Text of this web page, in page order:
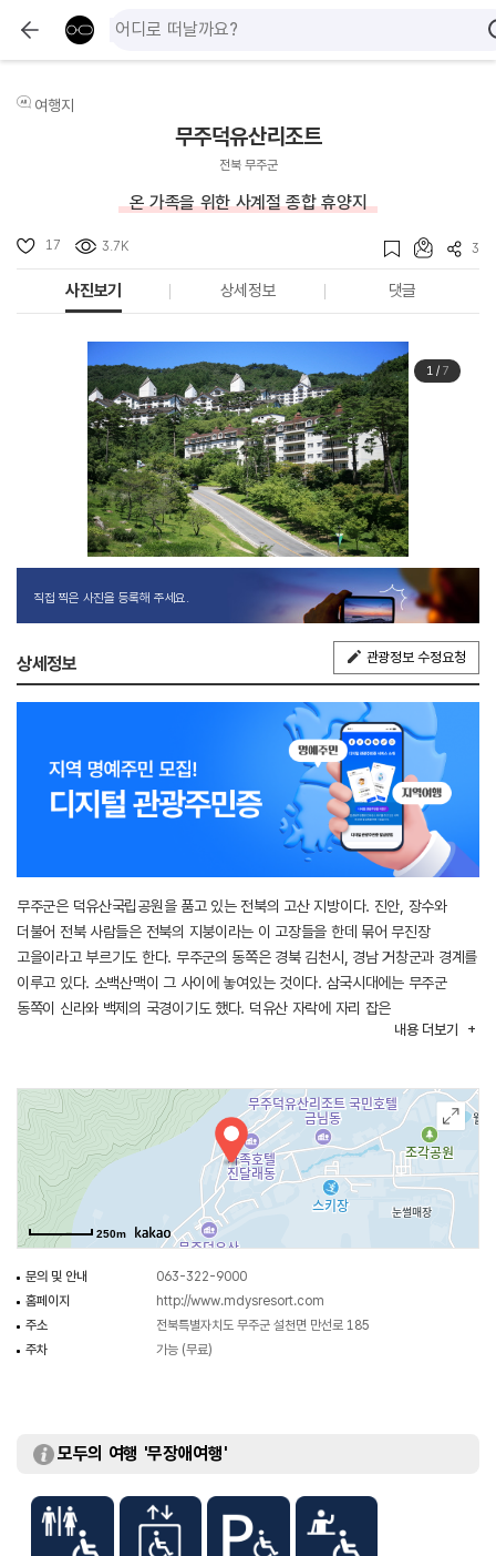
여행지
무주덕유산리조트
전북 무주군
온 가족을 위한 사계절 종합 휴양지
17 3.7K 3
사진보기 상세정보 댓글
1/ 7
직접 찍은 사진을 등록해 주세요.
상세정보 관광정보 수정요청
무주군은 덕유산국립공원을 품고 있는 전북의 고산 지방이다. 진안, 장수와
더불어 전북 사람들은 전북의 지붕이라는 이 고장들을 한데 묶어 무진장
고을이라고 부르기도 한다. 무주군의 동쪽은 경북 김천시, 경남 거창군과 경계를
이루고 있다. 소백산맥이 그 사이에 놓여있는 것이다. 삼국시대에는 무주군
동쪽이 신라와 백제의 국경이기도 했다. 덕유산 자락에 자리 잡은
무주덕유산리조트는 2백12만 3천여 평의 규모를 자랑한다. 온 가족을 위한
비롯해 가족호텔, 국민호텔을 구비하고 있어 내방객들에게 안락한 숙박시설을
제공하며 맑은 공기 속에서 다양한 레저스포츠를 즐길 수 있다.
내용 더보기
250m
문의 및 안내
063-322-9000
홈페이지
http://www.mdysresort.com
주소
전북특별자치도 무주군 설천면 만선로 185
주차
가능 (무료)
모두의 여행 '무장애여행'